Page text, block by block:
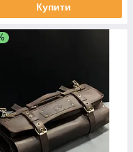
Купити